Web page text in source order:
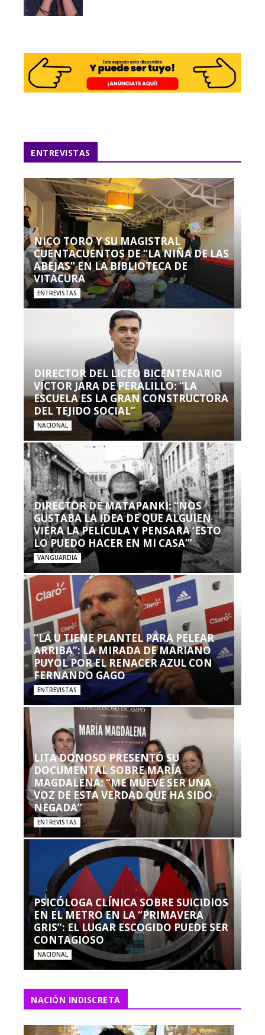
ENTREVISTAS
NICO TORO Y SU MAGISTRAL
CUENTACUENTOS DE “LA NIÑA DE LAS
ABEJAS” EN LA BIBLIOTECA DE
VITACURA
ENTREVISTAS
DIRECTOR DEL LICEO BICENTENARIO
VÍCTOR JARA DE PERALILLO: “LA
ESCUELA ES LA GRAN CONSTRUCTORA
DEL TEJIDO SOCIAL”
NACIONAL
DIRECTOR DE MATAPANKI: “NOS
GUSTABA LA IDEA DE QUE ALGUIEN
VIERA LA PELÍCULA Y PENSARA ‘ESTO
LO PUEDO HACER EN MI CASA’”
VANGUARDIA
“LA U TIENE PLANTEL PARA PELEAR
ARRIBA”: LA MIRADA DE MARIANO
PUYOL POR EL RENACER AZUL CON
FERNANDO GAGO
ENTREVISTAS
LITA DONOSO PRESENTÓ SU
DOCUMENTAL SOBRE MARÍA
MAGDALENA: “ME MUEVE SER UNA
VOZ DE ESTA VERDAD QUE HA SIDO
NEGADA”
ENTREVISTAS
PSICÓLOGA CLÍNICA SOBRE SUICIDIOS
EN EL METRO EN LA “PRIMAVERA
GRIS”: EL LUGAR ESCOGIDO PUEDE SER
CONTAGIOSO
NACIONAL
NACIÓN INDISCRETA